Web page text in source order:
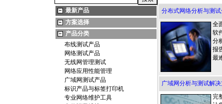
最新产品
方案选择
产品分类
布线测试产品
网络测试产品
无线网管理测试
网络应用性能管理
广域网测试产品
标识产品与标签打印机
专业网络维护工具
分布式网络分析与测
全
软
分
报
最
广域网分析与测试解
完